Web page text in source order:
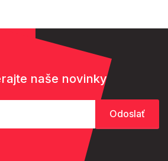
naše novinky